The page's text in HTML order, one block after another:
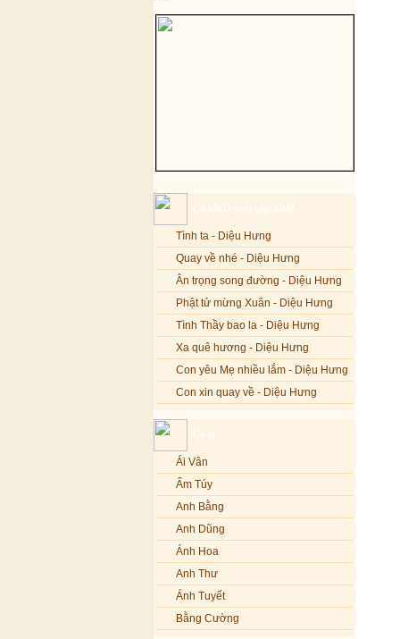
Ca khúc mới cập nhật
Tình ta - Diệu Hưng
Quay về nhé - Diệu Hưng
Ân trọng song đường - Diệu Hưng
Phật tử mừng Xuân - Diệu Hưng
Tình Thầy bao la - Diệu Hưng
Xa quê hương - Diệu Hưng
Con yêu Mẹ nhiều lắm - Diệu Hưng
Con xin quay về - Diệu Hưng
Nếu xa Phật - Diệu Hưng
Tình Lam - Kim Khánh & Hoàng
Vĩnh
Xin cho con niềm tin - Kim Linh
Quán Âm Mẹ hiền - Kim Linh
Nhạc niệm Nam Mô A Di Đà Phật -
Kim Linh
Mẹ Từ Bi - Kim Linh
12 Lời nguyện của Bồ tát Quán Thế
Âm - Kim Linh
Ca sĩ
Ái Vân
Ẩm Túy
Anh Bằng
Anh Dũng
Ánh Hoa
Anh Thư
Ánh Tuyết
Bằng Cường